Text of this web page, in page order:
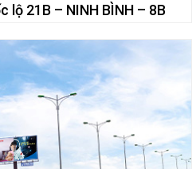
lộ 21B – NINH BÌNH – 8B